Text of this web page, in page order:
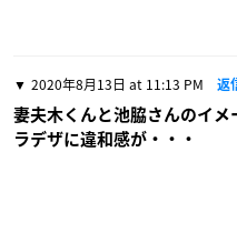
2020年8月13日 at 11:13 PM 返
妻夫木くんと池脇さんのイ
ラデザに違和感が・・・